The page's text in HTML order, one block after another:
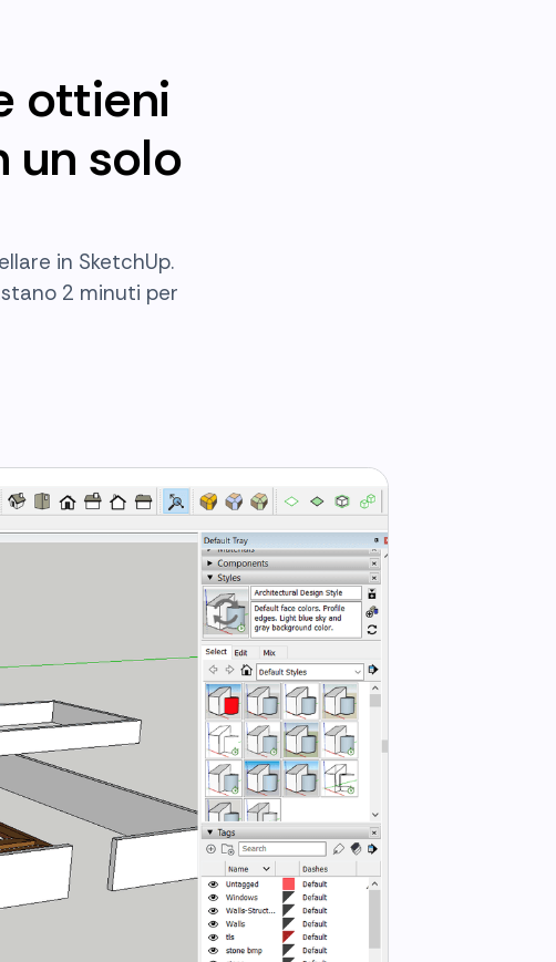
ottieni
un solo
in SketchUp.
2 minuti per